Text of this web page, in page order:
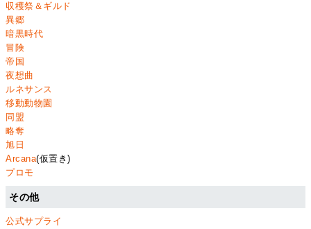
収穫祭＆ギルド
異郷
暗黒時代
冒険
帝国
夜想曲
ルネサンス
移動動物園
同盟
略奪
旭日
Arcana(仮置き)
プロモ
その他
公式サプライ